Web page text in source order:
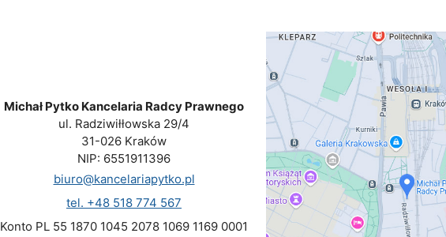
Michał Pytko Kancelaria Radcy Prawnego
ul. Radziwiłłowska 29/4
31-026 Kraków
NIP: 6551911396
biuro@kancelariapytko.pl
tel. +48 518 774 567
Konto PL 55 1870 1045 2078 1069 1169 0001